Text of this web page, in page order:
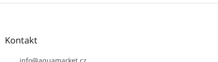
Z
Kontakt
info@aquamarket.cz